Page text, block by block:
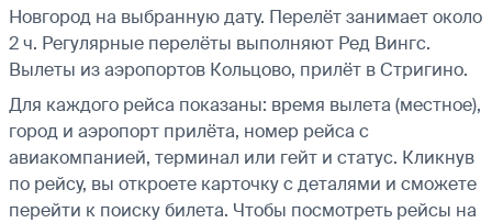
Новгород на выбранную дату. Перелёт занимает около
2 ч. Регулярные перелёты выполняют Ред Вингс.
Вылеты из аэропортов Кольцово, прилёт в Стригино.
Для каждого рейса показаны: время вылета (местное),
город и аэропорт прилёта, номер рейса с
авиакомпанией, терминал или гейт и статус. Кликнув
по рейсу, вы откроете карточку с деталями и сможете
перейти к поиску билета. Чтобы посмотреть рейсы на